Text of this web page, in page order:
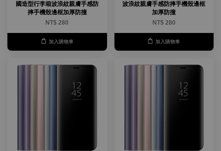
國造型行李箱波浪紋親膚手感防
摔手機殼邊框加厚防撞
NT$ 280
加入購物車
波浪紋親膚手感防摔手機殼邊框
加厚防撞
NT$ 280
加入購物車